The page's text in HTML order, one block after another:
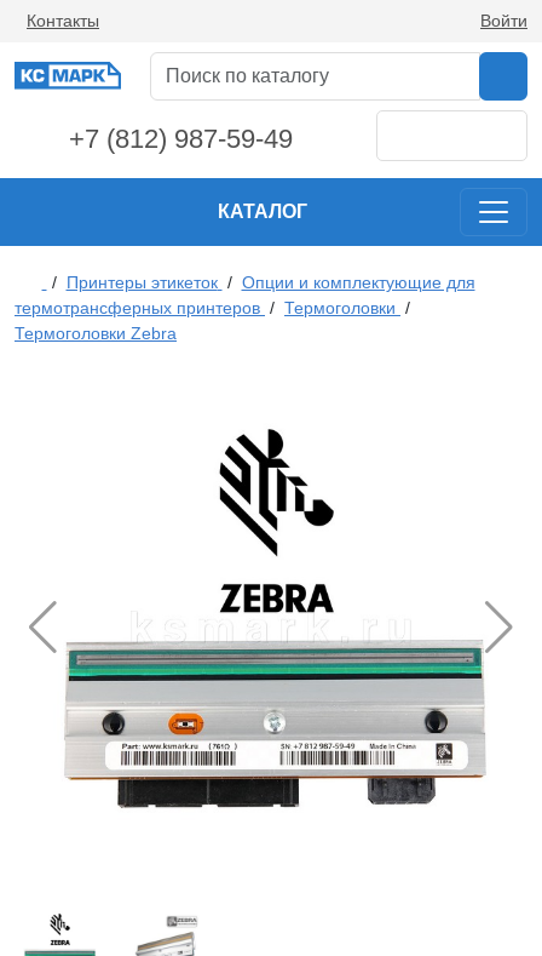
Контакты Войти
+7 (812) 987-59-49
КАТАЛОГ
/ Принтеры этикеток / Опции и комплектующие для
термотрансферных принтеров / Термоголовки /
Термоголовки Zebra